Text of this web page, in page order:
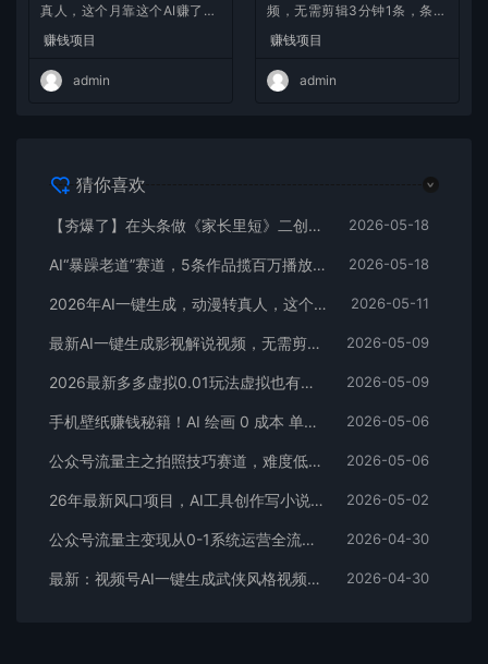
真人，这个月靠这个AI赚了2
赚钱项目
admin
频，无需剪辑3分钟1条，条条
+
赚钱项目
admin
猜你喜欢
【夯爆了】在头条做《家长里短》二创小故事，这个月收益2w+ 2026-05-18
AI“暴躁老道”赛道，5条作品揽百万播放！（附变现全攻略） 2026-05-18
2026年AI一键生成，动漫转真人，这个月靠这个AI赚了2W+ 2026-05-11
最新AI一键生成影视解说视频，无需剪辑3分钟1条，条条爆款，多平台变现日入2000+ 2026-05-09
2026最新多多虚拟0.01玩法虚拟也有新门路轻松日入2500! 2026-05-09
手机壁纸赚钱秘籍！AI 绘画 0 成本 单店狂销 3.8 万单 2026-05-06
公众号流量主之拍照技巧赛道，难度低+流量大，起号第一篇就爆了10w阅读！ 2026-05-06
26年最新风口项目，AI工具创作写小说，轻松实现日入1000+ 2026-05-02
公众号流量主变现从0-1系统运营全流程讲解！ 2026-04-30
最新：视频号AI一键生成武侠风格视频，狂撸视频号分成收益，学完轻松日入1000+ 2026-04-30